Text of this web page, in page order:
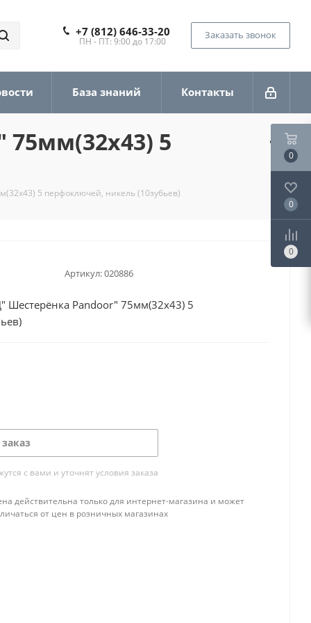
+7 (812) 646-33-20
ПН - ПТ: 9:00 до 17:00
Заказать звонок
База знаний Контакты
5
5 перфоключей, никель (10зубьев)
Артикул:020886
Pandoor" 75мм(32х43) 5
с вами и уточнят условия заказа
действительна только для интернет-магазина и может
от цен в розничных магазинах
0
0
0